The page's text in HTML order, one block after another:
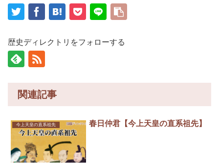
歴史ディレクトリをフォローする
関連記事
今上天皇の直系祖先 春日仲君【今上天皇の直系祖先】